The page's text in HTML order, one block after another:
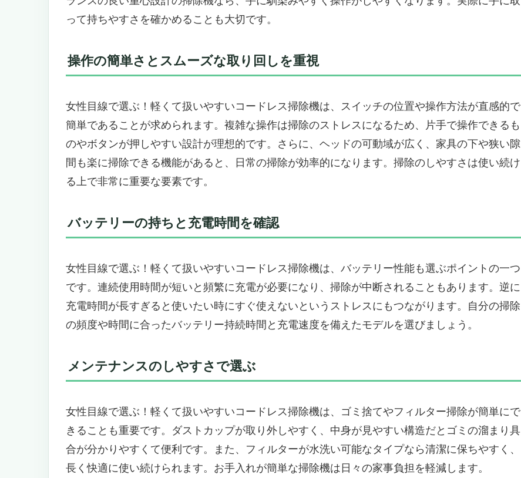
こんな人におすすめ
こんな人にはおすすめできないかも
Absolute」
軽くて扱いやすい！女性でもラクラク操作できる設計
自動で吸引力を調整！効率的に掃除ができるスマートセンサー搭載
お手入れも簡単！衛生的なゴミ捨てと洗えるフィルター
こんな人におすすめ！
こんな人にはおすすめできません
Combo」
使い勝手抜群の3in1設計で忙しい女性の味方
静音設計とスマート機能で快適なお掃除体験
こんな女性にはおすすめできない
軽やかに毎日をサポート！女性目線で選んだコードレス掃除機「Dyson Digital Slim
Submarine」
女性に嬉しい軽量設計と使いやすさ
バッテリー持ちも安心の40分連続稼働
女性目線で選んだ！軽くて扱いやすい多機能コードレス掃除機「roborock F25 Combo」
軽量設計でラクラク操作、女性にも優しいコードレス掃除機
1台5役の多機能性で家中まるごとキレイに
使いやすさを追求した便利な機能が満載
って持ちやすさを確かめることも大切です。
操作の簡単さとスムーズな取り回しを重視
女性目線で選ぶ！軽くて扱いやすいコードレス掃除機は、スイッチの位置や操作方法が直感的で
簡単であることが求められます。複雑な操作は掃除のストレスになるため、片手で操作できるも
のやボタンが押しやすい設計が理想的です。さらに、ヘッドの可動域が広く、家具の下や狭い隙
間も楽に掃除できる機能があると、日常の掃除が効率的になります。掃除のしやすさは使い続け
る上で非常に重要な要素です。
バッテリーの持ちと充電時間を確認
女性目線で選ぶ！軽くて扱いやすいコードレス掃除機は、バッテリー性能も選ぶポイントの一つ
です。連続使用時間が短いと頻繁に充電が必要になり、掃除が中断されることもあります。逆に
充電時間が長すぎると使いたい時にすぐ使えないというストレスにもつながります。自分の掃除
の頻度や時間に合ったバッテリー持続時間と充電速度を備えたモデルを選びましょう。
メンテナンスのしやすさで選ぶ
女性目線で選ぶ！軽くて扱いやすいコードレス掃除機は、ゴミ捨てやフィルター掃除が簡単にで
きることも重要です。ダストカップが取り外しやすく、中身が見やすい構造だとゴミの溜まり具
合が分かりやすくて便利です。また、フィルターが水洗い可能なタイプなら清潔に保ちやすく、
長く快適に使い続けられます。お手入れが簡単な掃除機は日々の家事負担を軽減します。